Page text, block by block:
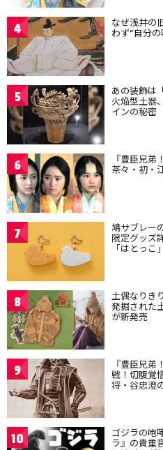
4 なぜ浅井の
わず“自分
5 あの装飾は
火焔型土器
インの秘密
6 『豊臣兄弟
茶々・初・
7 鳩サブレー
限定グッズ
「はとっこ」
8 土偶なりき
発掘された
が新発売
9 『豊臣兄
戦！切腹覚
将・谷忠澄
10 ゴジラの咆
ラ』の貴重